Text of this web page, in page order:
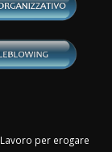
per erogare